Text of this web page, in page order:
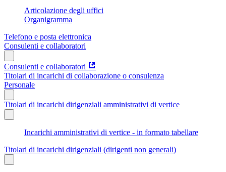
Articolazione degli uffici
Organigramma
Telefono e posta elettronica
Consulenti e collaboratori
Consulenti e collaboratori
Titolari di incarichi di collaborazione o consulenza
Personale
Titolari di incarichi dirigenziali amministrativi di vertice
Incarichi amministrativi di vertice - in formato tabellare
Titolari di incarichi dirigenziali (dirigenti non generali)